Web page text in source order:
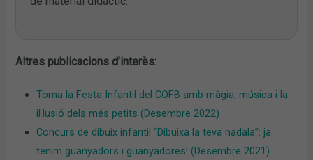
Altres publicacions d’interès:
Torna la Festa Infantil del COFB amb màgia, música i la
il·lusió dels més petits (Desembre 2022)
Concurs de dibuix infantil “Dibuixa la teva nadala”: ja
tenim guanyadors i guanyadores! (Desembre 2021)